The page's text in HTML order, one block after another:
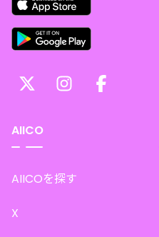
AIICO
AIICOを探す
X